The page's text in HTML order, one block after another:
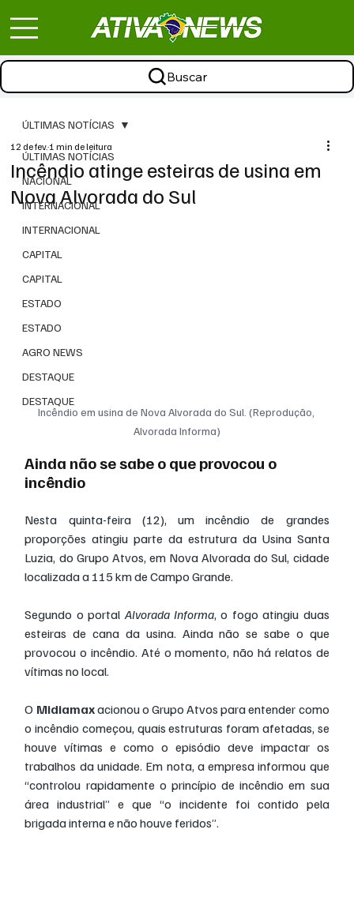
Buscar
ÚLTIMAS NOTÍCIAS
NACIONAL
INTERNACIONAL
INTERNACIONAL
CAPITAL
CAPITAL
ESTADO
ESTADO
AGRO NEWS
DESTAQUE
DESTAQUE
ÚLTIMAS NOTÍCIAS
Incêndio atinge esteiras de usina em
Nova Alvorada do Sul
12 de fev.1 min de leitura
Incêndio em usina de Nova Alvorada do Sul. (Reprodução,
Alvorada Informa)
Ainda não se sabe o que provocou o
incêndio
Nesta quinta-feira (12), um incêndio de grandes
proporções atingiu parte da estrutura da Usina Santa
Luzia, do Grupo Atvos, em Nova Alvorada do Sul, cidade
localizada a 115 km de Campo Grande.
Segundo o portal Alvorada Informa, o fogo atingiu duas
esteiras de cana da usina. Ainda não se sabe o que
provocou o incêndio. Até o momento, não há relatos de
vítimas no local.
O Midiamax acionou o Grupo Atvos para entender como
o incêndio começou, quais estruturas foram afetadas, se
houve vítimas e como o episódio deve impactar os
trabalhos da unidade. Em nota, a empresa informou que
“controlou rapidamente o princípio de incêndio em sua
área industrial” e que “o incidente foi contido pela
brigada interna e não houve feridos”.